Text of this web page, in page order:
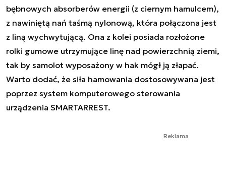
bębnowych absorberów energii (z ciernym hamulcem),
z nawiniętą nań taśmą nylonową, która połączona jest
z liną wychwytującą. Ona z kolei posiada rozłożone
rolki gumowe utrzymujące linę nad powierzchnią ziemi,
tak by samolot wyposażony w hak mógł ją złapać.
Warto dodać, że siła hamowania dostosowywana jest
poprzez system komputerowego sterowania
urządzenia SMARTARREST.
Reklama